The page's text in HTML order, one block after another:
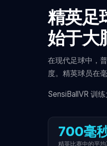
精英足
始于大
在现代足球中，
度。精英球员在
SensiBallVR 训
700毫
精英比赛中的平